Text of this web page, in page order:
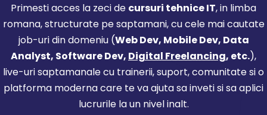
Primesti acces la zeci de cursuri tehnice IT, in limba
romana, structurate pe saptamani, cu cele mai cautate
job-uri din domeniu (Web Dev, Mobile Dev, Data
Analyst, Software Dev, Digital Freelancing, etc.),
live-uri saptamanale cu trainerii, suport, comunitate si o
platforma moderna care te va ajuta sa inveti si sa aplici
lucrurile la un nivel inalt.